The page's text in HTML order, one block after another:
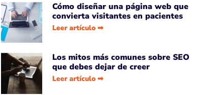
Cómo diseñar una página web que
convierta visitantes en pacientes
Leer artículo ➡
Los mitos más comunes sobre SEO
que debes dejar de creer
Leer artículo ➡